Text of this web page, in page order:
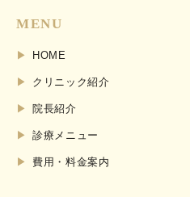
MENU
HOME
クリニック紹介
院長紹介
診療メニュー
費用・料金案内